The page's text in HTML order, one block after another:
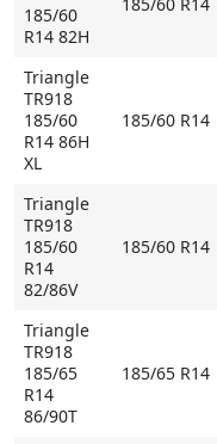
185/60
R14 82H
Triangle
TR918
185/60
R14 86H
XL
185/60 R14
Triangle
TR918
185/60
R14
82/86V
185/60 R14
Triangle
TR918
185/65
R14
86/90T
185/65 R14